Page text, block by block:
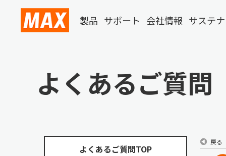
製品 サポート 会社情報 サステ
よくあるご質問
よくあるご質問TOP
戻る